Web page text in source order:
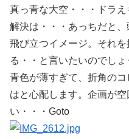
真っ青な大空・・・ドラ
解決は・・・あっちだと
飛び立つイメージ。それ
る・・と言いたいのでし
青色が薄すぎて、折角の
はと心配します。企画が
い・・・Goto